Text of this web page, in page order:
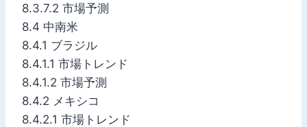
8.3.7.2 市場予測
8.4 中南米
8.4.1 ブラジル
8.4.1.1 市場トレンド
8.4.1.2 市場予測
8.4.2 メキシコ
8.4.2.1 市場トレンド